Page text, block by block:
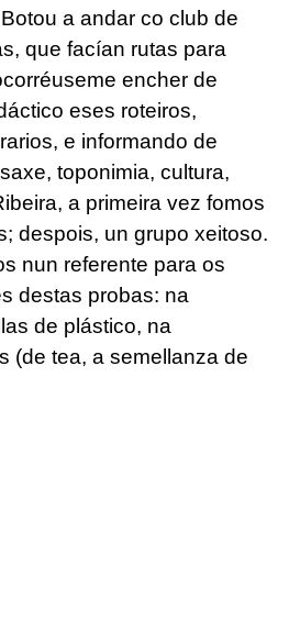
a andar co club de
que facían rutas para
encher de
eses roteiros,
e informando de
toponimia, cultura,
a primeira vez fomos
despois, un grupo xeitoso.
nun referente para os
destas probas: na
de plástico, na
(de tea, a semellanza de